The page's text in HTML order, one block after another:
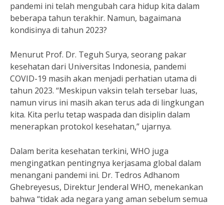
pandemi ini telah mengubah cara hidup kita dalam
beberapa tahun terakhir. Namun, bagaimana
kondisinya di tahun 2023?
Menurut Prof. Dr. Teguh Surya, seorang pakar
kesehatan dari Universitas Indonesia, pandemi
COVID-19 masih akan menjadi perhatian utama di
tahun 2023. “Meskipun vaksin telah tersebar luas,
namun virus ini masih akan terus ada di lingkungan
kita. Kita perlu tetap waspada dan disiplin dalam
menerapkan protokol kesehatan,” ujarnya.
Dalam berita kesehatan terkini, WHO juga
mengingatkan pentingnya kerjasama global dalam
menangani pandemi ini. Dr. Tedros Adhanom
Ghebreyesus, Direktur Jenderal WHO, menekankan
bahwa “tidak ada negara yang aman sebelum semua